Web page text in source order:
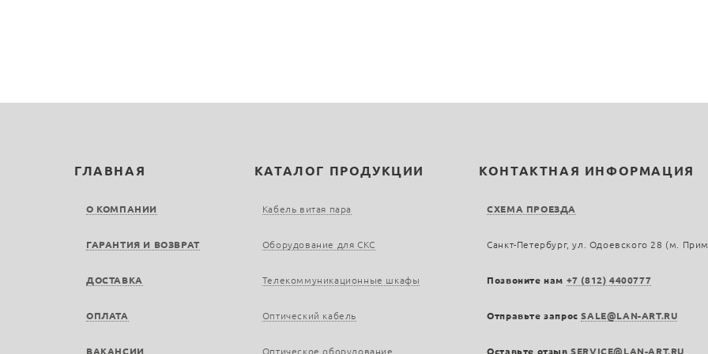
ГЛАВНАЯ
О КОМПАНИИ
ГАРАНТИЯ И ВОЗВРАТ
ДОСТАВКА
ОПЛАТА
ВАКАНСИИ
КАТАЛОГ ПРОДУКЦИИ
Кабель витая пара
Оборудование для СКС
Телекоммуникационные шкафы
Оптический кабель
Оптическое оборудование
КОНТАКТНАЯ ИНФОРМАЦИЯ
СХЕМА ПРОЕЗДА
Санкт-Петербург, ул. Одоевского 28 (м.
Позвоните нам +7 (812) 4400777
Отправьте запросSALE@LAN-ART.RU
Оставьте отзывSERVICE@LAN-ART.RU